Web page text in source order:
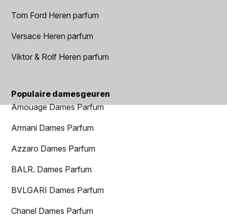
Tom Ford Heren parfum
Versace Heren parfum
Viktor & Rolf Heren parfum
Populaire damesgeuren
Amouage Dames Parfum
Armani Dames Parfum
Azzaro Dames Parfum
BALR. Dames Parfum
BVLGARI Dames Parfum
Chanel Dames Parfum